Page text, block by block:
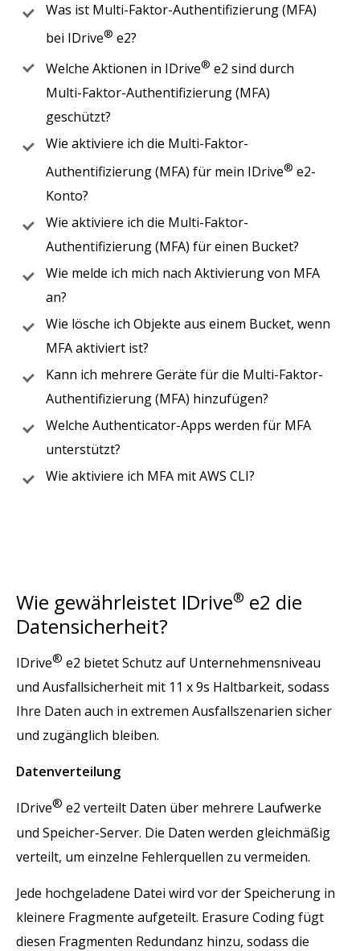
Was ist Multi-Faktor-Authentifizierung (MFA)
bei IDrive® e2?
Welche Aktionen in IDrive® e2 sind durch
Multi-Faktor-Authentifizierung (MFA)
geschützt?
Wie aktiviere ich die Multi-Faktor-
Authentifizierung (MFA) für mein IDrive® e2-
Konto?
Wie aktiviere ich die Multi-Faktor-
Authentifizierung (MFA) für einen Bucket?
Wie melde ich mich nach Aktivierung von MFA
an?
Wie lösche ich Objekte aus einem Bucket, wenn
MFA aktiviert ist?
Kann ich mehrere Geräte für die Multi-Faktor-
Authentifizierung (MFA) hinzufügen?
Welche Authenticator-Apps werden für MFA
unterstützt?
Wie aktiviere ich MFA mit AWS CLI?
Wie gewährleistet IDrive® e2 die
Datensicherheit?
IDrive® e2 bietet Schutz auf Unternehmensniveau
und Ausfallsicherheit mit 11 x 9s Haltbarkeit, sodass
Ihre Daten auch in extremen Ausfallszenarien sicher
und zugänglich bleiben.
Datenverteilung
IDrive® e2 verteilt Daten über mehrere Laufwerke
und Speicher-Server. Die Daten werden gleichmäßig
verteilt, um einzelne Fehlerquellen zu vermeiden.
Jede hochgeladene Datei wird vor der Speicherung in
kleinere Fragmente aufgeteilt. Erasure Coding fügt
diesen Fragmenten Redundanz hinzu, sodass die